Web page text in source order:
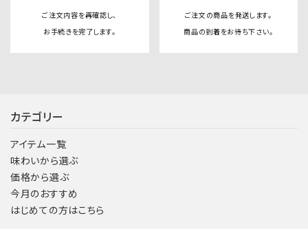
ご注文内容を再確認し、
お手続きを完了します。
ご注文の商品を発送します。
商品の到着をお待ち下さい。
カテゴリー
アイテム一覧
味わいから選ぶ
価格から選ぶ
今月のおすすめ
はじめての方はこちら